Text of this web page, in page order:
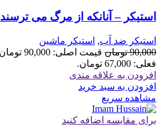
استیکر – آنانکه از مرگ می ترسند
استیکر ضد آب, استیکر ماشین
90,000 تومان قیمت اصلی: 90,000 تومان بود.
فعلی: 67,000 تومان.
افزودن به علاقه مندی
افزودن به سبد خرید
مشاهده سریع
برای مقایسه اضافه کنید